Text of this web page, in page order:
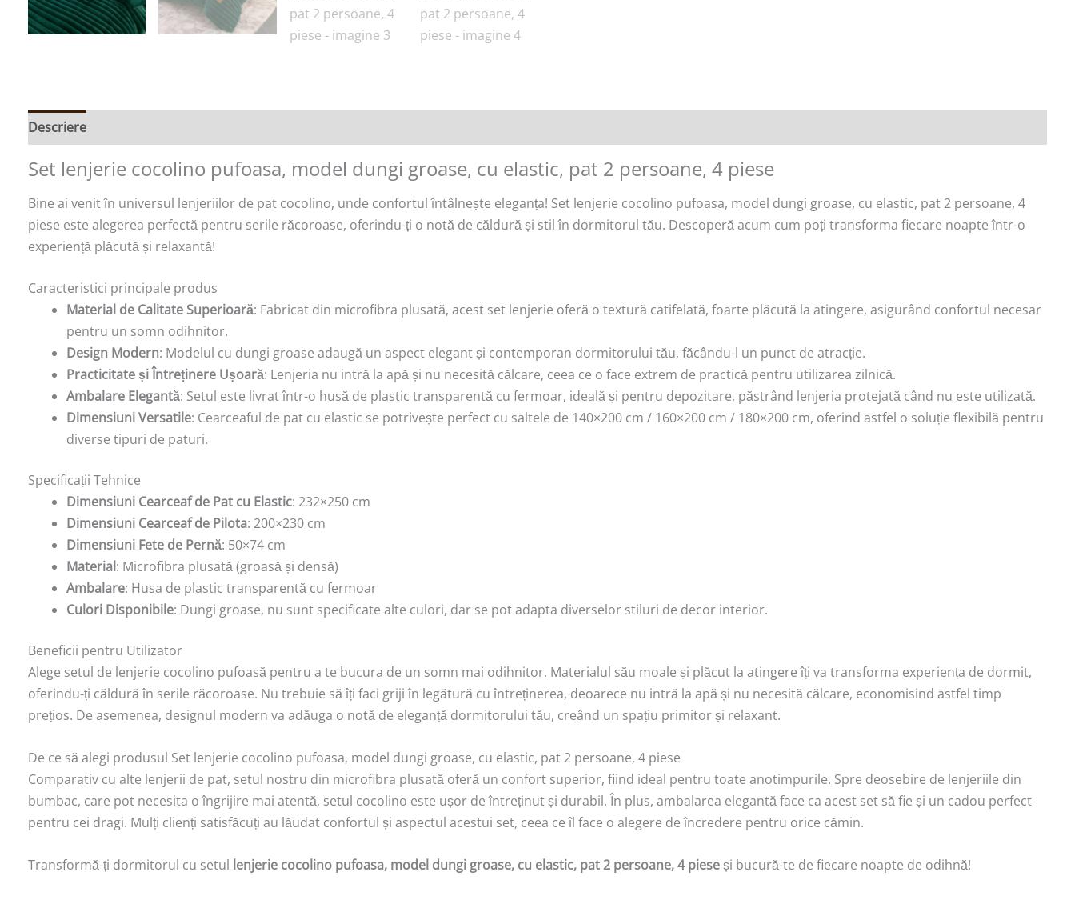
Descriere
Set lenjerie cocolino pufoasa, model dungi groase, cu elastic, pat 2 persoane, 4 piese
Bine ai venit în universul lenjeriilor de pat cocolino, unde confortul întâlnește eleganța! Set lenjerie cocolino pufoasa, model dungi groase, cu elastic, pat 2 persoane, 4
piese este alegerea perfectă pentru serile răcoroase, oferindu-ți o notă de căldură și stil în dormitorul tău. Descoperă acum cum poți transforma fiecare noapte într-o
experiență plăcută și relaxantă!
Caracteristici principale produs
Material de Calitate Superioară: Fabricat din microfibra plusată, acest set lenjerie oferă o textură catifelată, foarte plăcută la atingere, asigurând confortul necesar
pentru un somn odihnitor.
Design Modern: Modelul cu dungi groase adaugă un aspect elegant și contemporan dormitorului tău, făcându-l un punct de atracție.
Practicitate și Întreținere Ușoară: Lenjeria nu intră la apă și nu necesită călcare, ceea ce o face extrem de practică pentru utilizarea zilnică.
Ambalare Elegantă: Setul este livrat într-o husă de plastic transparentă cu fermoar, ideală și pentru depozitare, păstrând lenjeria protejată când nu este utilizată.
Dimensiuni Versatile: Cearceaful de pat cu elastic se potrivește perfect cu saltele de 140×200 cm / 160×200 cm / 180×200 cm, oferind astfel o soluție flexibilă pentru
diverse tipuri de paturi.
Specificații Tehnice
Dimensiuni Cearceaf de Pat cu Elastic: 232×250 cm
Dimensiuni Cearceaf de Pilota: 200×230 cm
Dimensiuni Fete de Pernă: 50×74 cm
Material: Microfibra plusată (groasă și densă)
Ambalare: Husa de plastic transparentă cu fermoar
Culori Disponibile: Dungi groase, nu sunt specificate alte culori, dar se pot adapta diverselor stiluri de decor interior.
Beneficii pentru Utilizator
Alege setul de lenjerie cocolino pufoasă pentru a te bucura de un somn mai odihnitor. Materialul său moale și plăcut la atingere îți va transforma experiența de dormit,
oferindu-ți căldură în serile răcoroase. Nu trebuie să îți faci griji în legătură cu întreținerea, deoarece nu intră la apă și nu necesită călcare, economisind astfel timp
prețios. De asemenea, designul modern va adăuga o notă de eleganță dormitorului tău, creând un spațiu primitor și relaxant.
De ce să alegi produsul Set lenjerie cocolino pufoasa, model dungi groase, cu elastic, pat 2 persoane, 4 piese
Comparativ cu alte lenjerii de pat, setul nostru din microfibra plusată oferă un confort superior, fiind ideal pentru toate anotimpurile. Spre deosebire de lenjeriile din
bumbac, care pot necesita o îngrijire mai atentă, setul cocolino este ușor de întreținut și durabil. În plus, ambalarea elegantă face ca acest set să fie și un cadou perfect
pentru cei dragi. Mulți clienți satisfăcuți au lăudat confortul și aspectul acestui set, ceea ce îl face o alegere de încredere pentru orice cămin.
Transformă-ți dormitorul cu setul lenjerie cocolino pufoasa, model dungi groase, cu elastic, pat 2 persoane, 4 pieseși bucură-te de fiecare noapte de odihnă!